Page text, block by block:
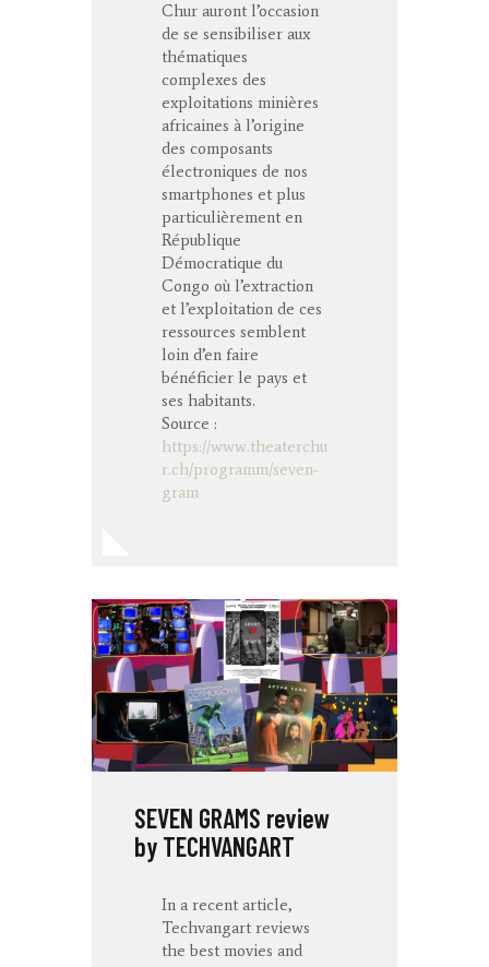
Chur auront l’occasion
de se sensibiliser aux
thématiques
complexes des
exploitations minières
africaines à l’origine
des composants
électroniques de nos
smartphones et plus
particulièrement en
République
Démocratique du
Congo où l’extraction
et l’exploitation de ces
ressources semblent
loin d’en faire
bénéficier le pays et
ses habitants.
Source :
https://www.theaterchu
r.ch/programm/seven-
gram
SEVEN GRAMS review
by TECHVANGART
In a recent article,
Techvangart reviews
the best movies and